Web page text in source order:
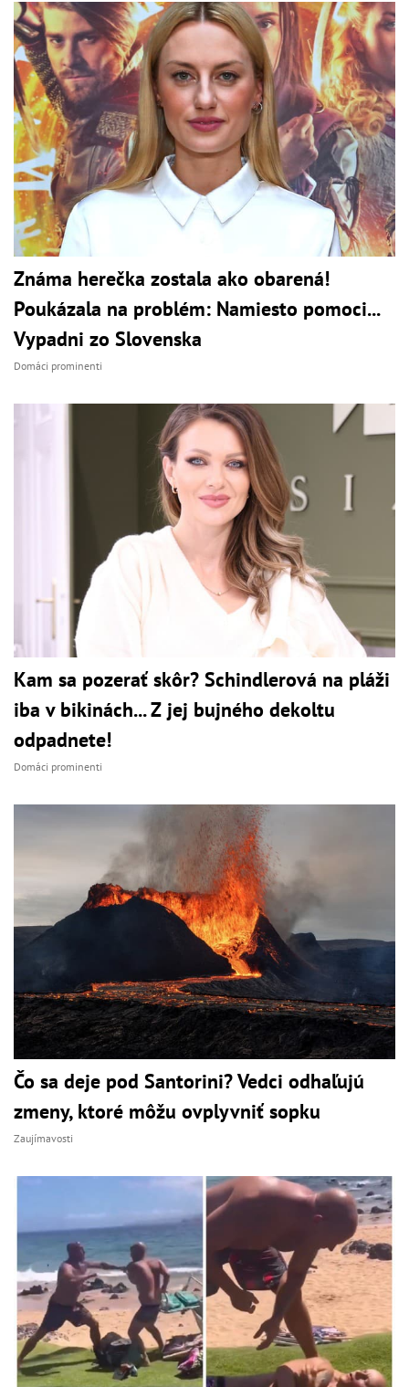
Známa herečka zostala ako obarená!
Poukázala na problém: Namiesto pomoci...
Vypadni zo Slovenska
Domáci prominenti
Kam sa pozerať skôr? Schindlerová na pláži
iba v bikinách... Z jej bujného dekoltu
odpadnete!
Domáci prominenti
Čo sa deje pod Santorini? Vedci odhaľujú
zmeny, ktoré môžu ovplyvniť sopku
Zaujímavosti